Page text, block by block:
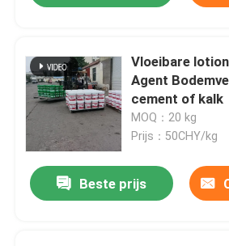
Vloeibare
Agent
cement of kalk
MOQ：20 kg
Prijs：50CHY/kg
Beste prijs